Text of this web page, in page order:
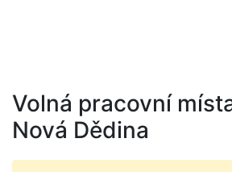
Volná pracovní
Nová Dědina